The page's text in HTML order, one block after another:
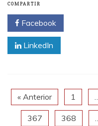
COMPARTIR
Facebook
LinkedIn
« Anterior 1
367 368